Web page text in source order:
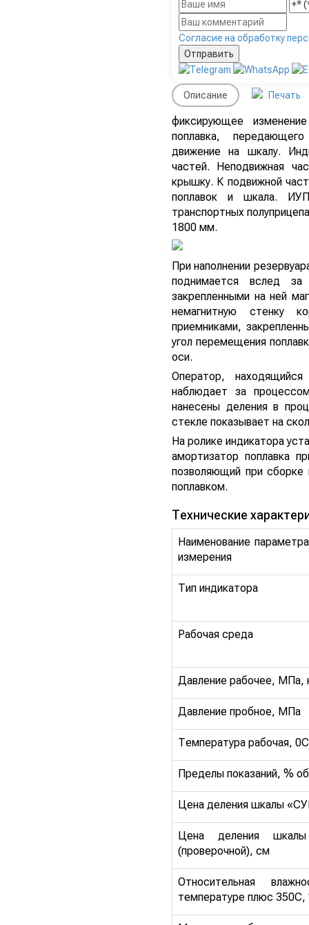
Согласие на обработку
Описание Печать
фиксирующее
поплавка,
движение на шкалу.
частей. Неподвижная
крышку. К подвижной
поплавок и шкала.
транспортных
1800 мм.
При наполнении
поднимается вслед
закрепленными на ней
немагнитную стенку
приемниками,
угол перемещения
оси.
Оператор,
наблюдает за
нанесены деления в
стекле показывает на
На ролике индикатора
амортизатор поплавка
позволяющий при сборке
поплавком.
Технические
Наименование
измерения
Тип индикатора
Рабочая среда
Давление рабочее, МПа,
Давление пробное, МПа
Температура рабочая, 0С
Пределы показаний, %
Цена деления шкалы
Цена деления
(проверочной), см
Относительная
температуре плюс 350С,